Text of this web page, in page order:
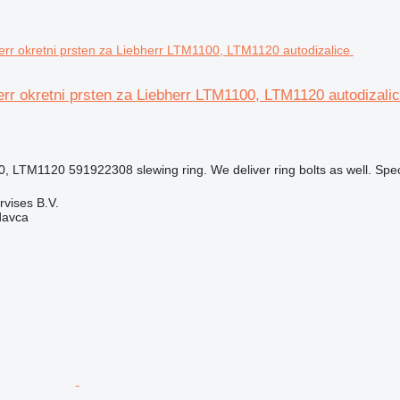
okretni prsten za Liebherr LTM1100, LTM1120
LTM1120 591922308 slewing ring. We deliver ring bolts as well.
B.V.